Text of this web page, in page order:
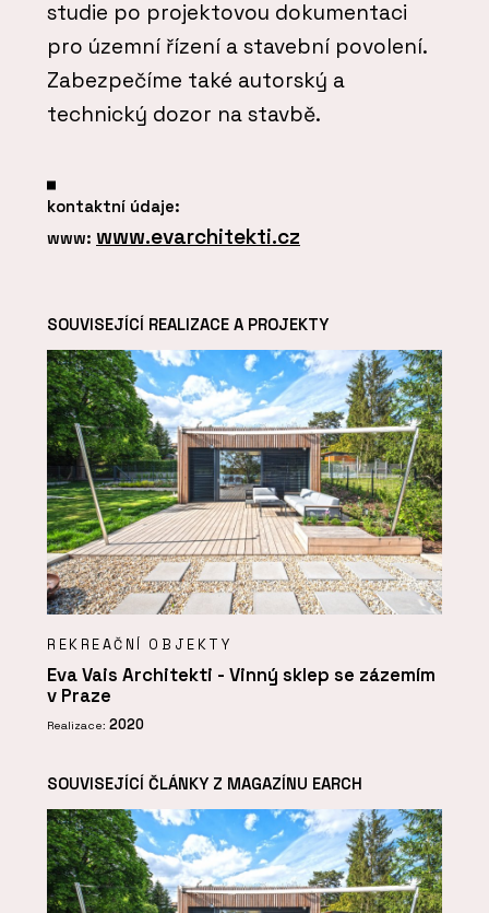
studie po projektovou dokumentaci
pro územní řízení a stavební povolení.
Zabezpečíme také autorský a
technický dozor na stavbě.
kontaktní údaje:
www: www.evarchitekti.cz
SOUVISEJÍCÍ REALIZACE A PROJEKTY
REKREAČNÍ OBJEKTY
Eva Vais Architekti - Vinný sklep se zázemím
v Praze
Realizace: 2020
SOUVISEJÍCÍ ČLÁNKY Z MAGAZÍNU EARCH